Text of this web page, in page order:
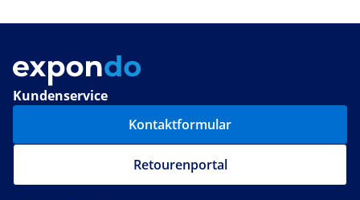
Kundenservice
Kontaktformular
Retourenportal